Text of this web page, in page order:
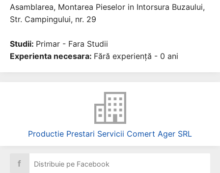
Asamblarea, Montarea Pieselor in Intorsura Buzaului,
Str. Campingului, nr. 29
Studii: Primar - Fara Studii
Experienta necesara: Fără experiență - 0 ani
Productie Prestari Servicii Comert Ager SRL
f Distribuie pe Facebook